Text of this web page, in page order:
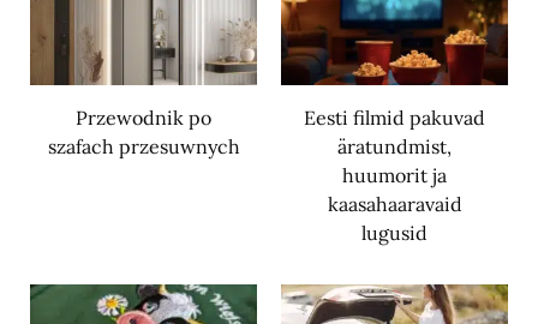
Przewodnik po
szafach przesuwnych
Eesti filmid pakuvad
äratundmist,
huumorit ja
kaasahaaravaid
lugusid